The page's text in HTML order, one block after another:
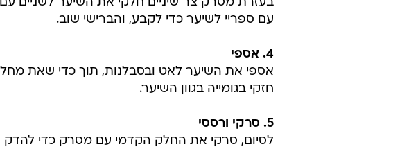
עם ספריי לשיער כדי לקבע, והברישי שוב.
4. אספי
אספי את השיער לאט ובסבלנות, תוך כדי שאת
חזקי בגומייה בגוון השיער.
5. סרקי ורססי
לסיום, סרקי את החלק הקדמי עם מסרק כדי להדק